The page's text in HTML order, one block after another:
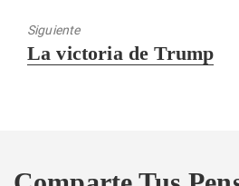
Siguiente
Entrada
La victoria de Trump